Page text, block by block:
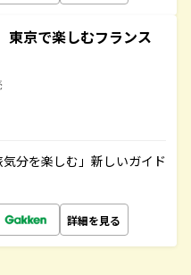
京で楽しむフランス
分を楽しむ」新しいガイド
詳細を見る